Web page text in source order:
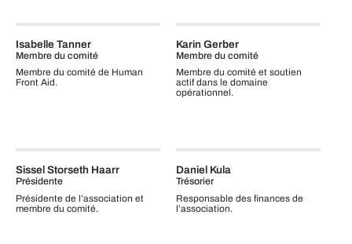
Isabelle Tanner
Membre du comité
Membre du comité de Human
Front Aid.
Karin Gerber
Membre du comité
Membre du comité et soutien
actif dans le domaine
opérationnel.
Sissel Storseth Haarr
Présidente
Présidente de l’association et
membre du comité.
Daniel Kula
Trésorier
Responsable des finances de
l’association.